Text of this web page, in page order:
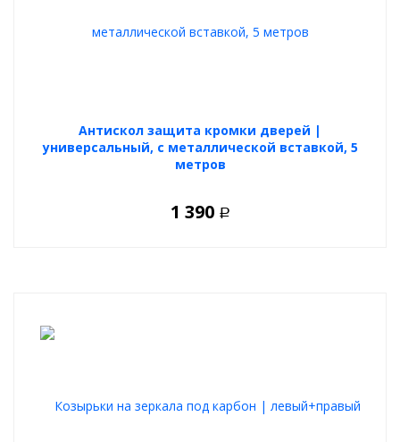
Антискол защита кромки дверей |
универсальный, с металлической вставкой, 5
метров
1 390 Р